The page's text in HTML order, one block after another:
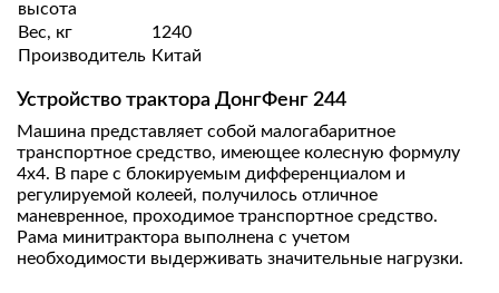
высота
Вес, кг
1240
Производитель Китай
Устройство трактора ДонгФенг 244
Машина представляет собой малогабаритное
транспортное средство, имеющее колесную формулу
4х4. В паре с блокируемым дифференциалом и
регулируемой колеей, получилось отличное
маневренное, проходимое транспортное средство.
Рама минитрактора выполнена с учетом
необходимости выдерживать значительные нагрузки.